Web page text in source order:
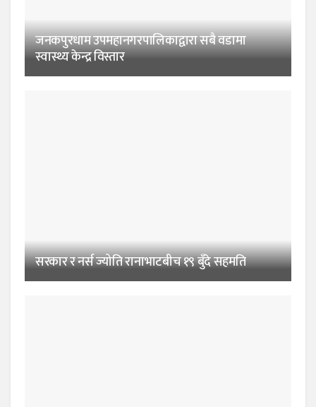
जनकपुरधाम उपमहानगरपालिकाद्वारा सबै वडामा
स्वास्थ्य केन्द्र विस्तार
सरकार र नर्स ज्योति रानाभाटबीच १९ बुँदे सहमति